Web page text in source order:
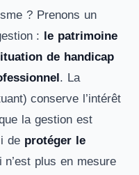
? Prenons un
: le patrimoine
de handicap
. La
conserve l’intérêt
la gestion est
de protéger le
n’est plus en mesure